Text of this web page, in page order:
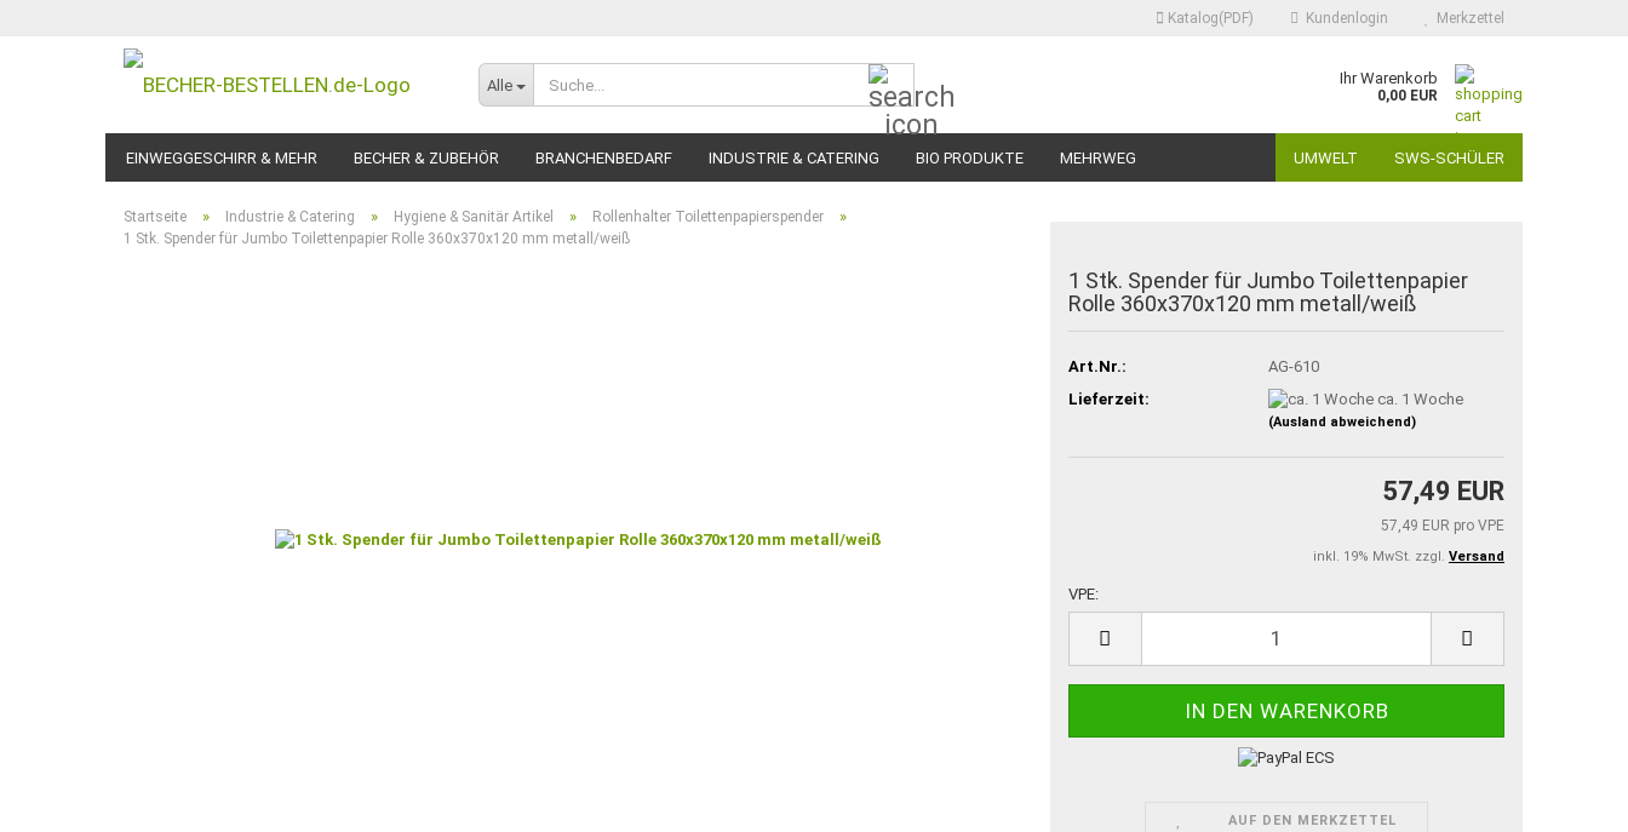
Katalog(PDF) Kundenlogin Merkzettel
Alle Ihr Warenkorb
0,00 EUR
EINWEGGESCHIRR & MEHR BECHER & ZUBEHÖR BRANCHENBEDARF INDUSTRIE & CATERING BIO PRODUKTE MEHRWEG UMWELT SWS-SCHÜLER
Startseite » Industrie & Catering » Hygiene & Sanitär Artikel » Rollenhalter Toilettenpapierspender »
1 Stk. Spender für Jumbo Toilettenpapier Rolle 360x370x120 mm metall/weiß
1 Stk. Spender für Jumbo Toilettenpapier
Rolle 360x370x120 mm metall/weiß
Art.Nr.:
AG-610
Lieferzeit:
ca. 1 Woche
(Ausland abweichend)
57,49 EUR
57,49 EUR pro VPE
inkl. 19% MwSt. zzgl. Versand
VPE:
AUF DEN MERKZETTEL